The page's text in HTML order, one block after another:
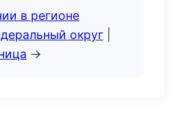
в регионе
округ
→